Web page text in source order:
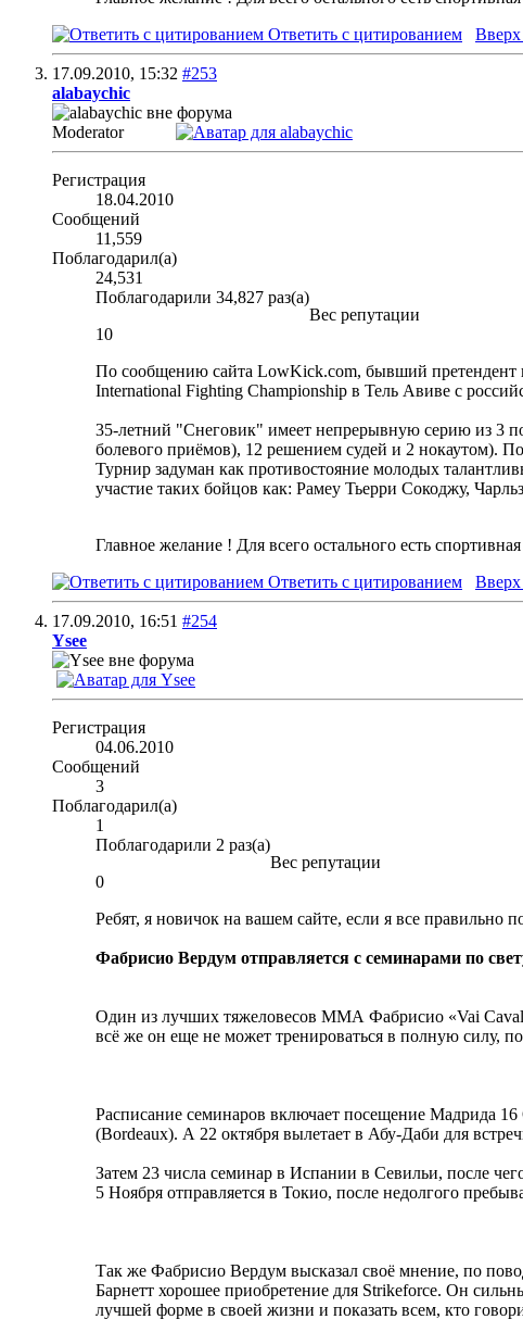
Ответить с цитированием
Вверх
17.09.2010, 15:32 #253
alabaychic
Moderator
Регистрация
18.04.2010
Сообщений
11,559
Поблагодарил(а)
24,531
Поблагодарили 34,827 раз(а)
Вес репутации
10
По сообщению сайта LowKick.com, бывший
International Fighting Championship в Тель Авиве с
35-летний "Снеговик" имеет непрерывную серию из 3
болевого приёмов), 12 решением судей и 2 нокаутом).
Турнир задуман как противостояние молодых
участие таких бойцов как: Рамеу Тьерри Сокоджу,
Главное желание ! Для всего остального есть
Ответить с цитированием
Вверх
17.09.2010, 16:51 #254
Ysee
Регистрация
04.06.2010
Сообщений
3
Поблагодарил(а)
1
Поблагодарили 2 раз(а)
Вес репутации
0
Ребят, я новичок на вашем сайте, если я все правильно
Фабрисио Вердум отправляется с семинарами по
Один из лучших тяжеловесов ММА Фабрисио «Vai
всё же он еще не может тренироваться в полную силу,
Расписание семинаров включает посещение Мадрида
(Bordeaux). А 22 октября вылетает в Абу-Даби для
Затем 23 числа семинар в Испании в Севильи, после
5 Ноября отправляется в Токио, после недолгого
Так же Фабрисио Вердум высказал своё мнение, по
Барнетт хорошее приобретение для Strikeforce. Он
лучшей форме в своей жизни и показать всем, кто